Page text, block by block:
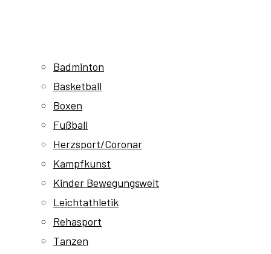
Badminton
Basketball
Boxen
Fußball
Herzsport/Coronar
Kampfkunst
Kinder Bewegungswelt
Leichtathletik
Rehasport
Tanzen